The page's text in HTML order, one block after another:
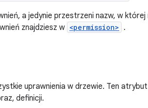
a jedynie przestrzeni nazw, w
znajdziesz w <permission> .
uprawnienia w drzewie. Ten
definicji.